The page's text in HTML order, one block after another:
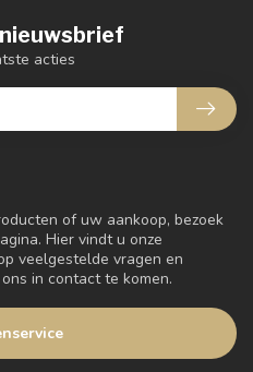
of uw aankoop, bezoek
Hier vindt u onze
veelgestelde vragen en
in contact te komen.
acties